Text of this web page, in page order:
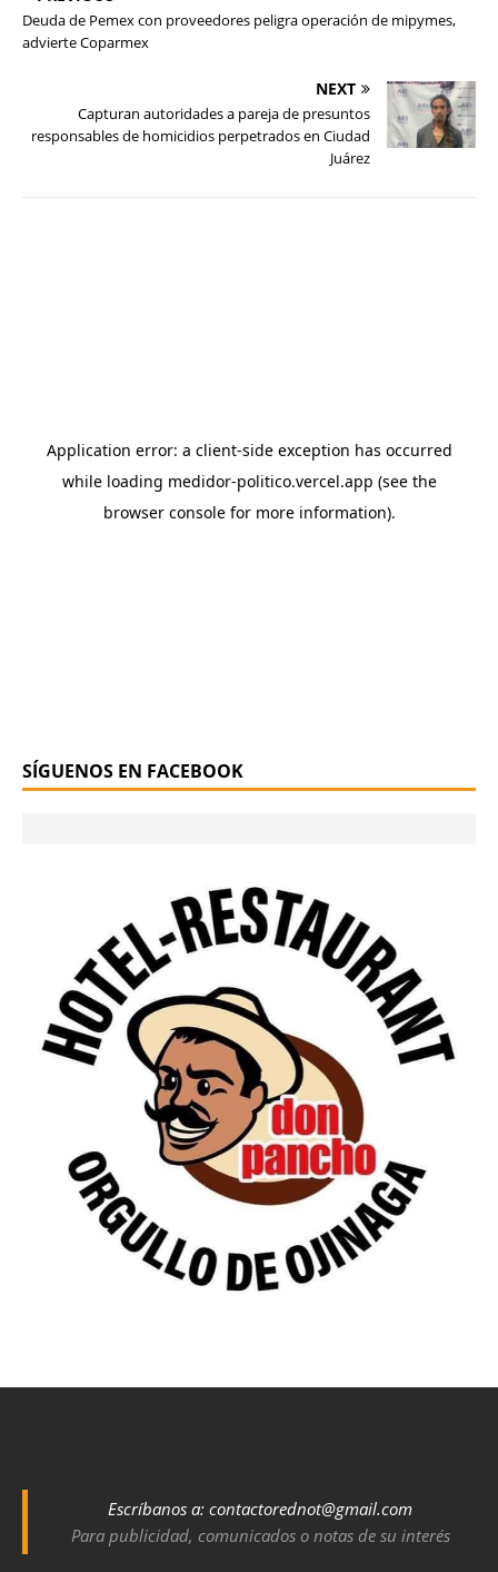
Deuda de Pemex con proveedores peligra operación de mipymes,
advierte Coparmex
NEXT
Capturan autoridades a pareja de presuntos
responsables de homicidios perpetrados en Ciudad
Juárez
SÍGUENOS EN FACEBOOK
Escríbanos a: contactorednot@gmail.com
Para publicidad, comunicados o notas de su interés